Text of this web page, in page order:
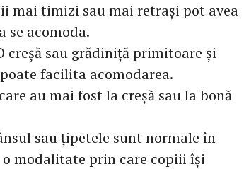
mai timizi sau mai retrași pot avea
se acomoda.
creșă sau grădiniță primitoare și
facilita acomodarea.
au mai fost la creșă sau la bonă
sau țipetele sunt normale în
o modalitate prin care copiii își